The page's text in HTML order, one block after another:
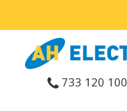
733 120 100